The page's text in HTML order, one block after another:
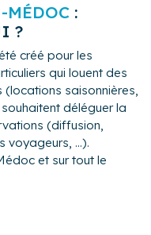
:
?
créé pour les
qui louent des
saisonnières,
déléguer la
(diffusion,
voyageurs, ...).
et sur tout le